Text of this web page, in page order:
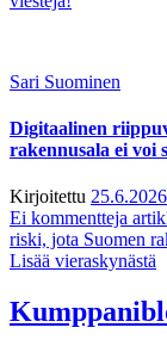
Sari Suominen
Digitaalinen
rakennusala ei voi
Kirjoitettu 25.6.2026
Ei kommentteja
riski, jota Suomen
Lisää vieraskynästä